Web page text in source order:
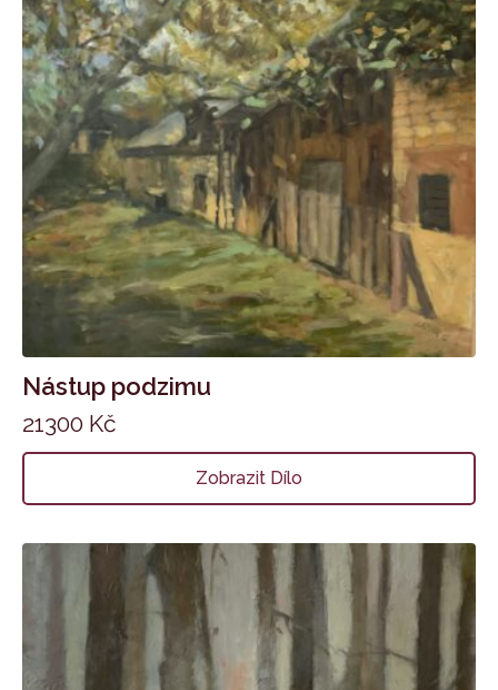
Nástup podzimu
21300 Kč
Zobrazit Dílo